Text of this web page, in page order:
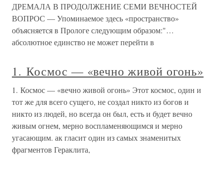
ДРЕМАЛА В ПРОДОЛЖЕНИЕ СЕМИ ВЕЧНОСТЕЙ
ВОПРОС — Упоминаемое здесь «пространство»
объясняется в Прологе следующим образом:"…
абсолютное единство не может перейти в
1. Космос — «вечно живой огонь»
1. Космос — «вечно живой огонь» Этот космос, один и
тот же для всего сущего, не создал никто из богов и
никто из людей, но всегда он был, есть и будет вечно
живым огнем, мерно воспламеняющимся и мерно
угасающим. ак гласит один из самых знаменитых
фрагментов Гераклита,